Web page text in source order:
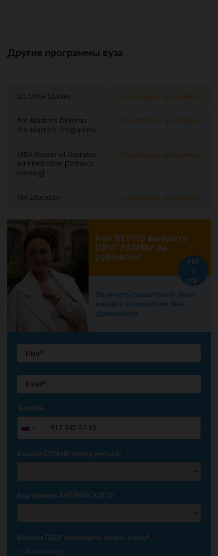
Другие программы вуза
BA China Studies Посмотреть программу
Pre-Master's Diploma
Pre-Master’s Programme
Посмотреть программу
MBA Master of Business
Administration [Distance
learning]
Посмотреть программу
MA Education Посмотреть программу
Как ВЕРНО выбрать
ПРОГРАММУ за
рубежом?
Получить пошаговый план
нашего основателя Яны
Драпкиной
PDF
7
стр.
Телефон*
Russia
+7
В какой СТРАНЕ хотите учиться?*
Ваш уровень АНГЛИЙСКОГО?*
В каком ГОДУ планируете начать учебу?*
В этом году